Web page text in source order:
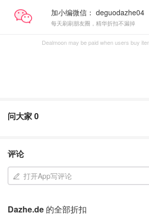
加小编微信：
每天刷刷朋友圈，精华折扣不漏掉
Dealmoon may be paid when users buy
问大家0
评论
打开App写评论
Dazhe.de 的全部折扣